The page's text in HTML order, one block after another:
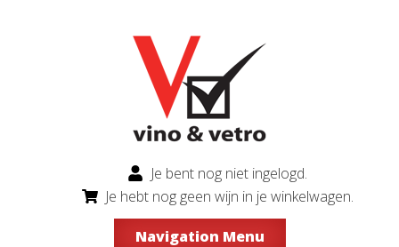
Je bent nog niet ingelogd.
Je hebt nog geen wijn in je winkelwagen.
Navigation Menu